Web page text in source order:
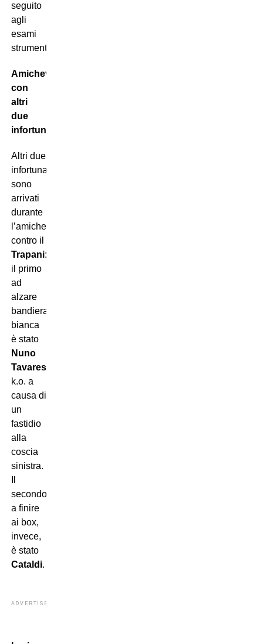
seguito
agli
esami
strumentali.
Amichevole
con
altri
due
infortunati
Altri due
infortunati
sono
arrivati
durante
l’amichevole
contro il
Trapani:
il primo
ad
alzare
bandiera
bianca
è stato
Nuno
Tavares,
k.o. a
causa di
un
fastidio
alla
coscia
sinistra.
secondo
a finire
ai box,
invece,
è stato
Cataldi.
ADVERTISEMENT